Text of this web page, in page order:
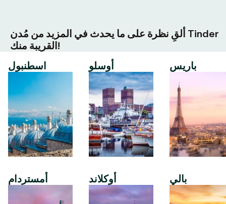
ألقِ نظرة على ما يحدث في المزيد من مُدن Tinder
القريبة منك!
اسطنبول
أمستردام
أوسلو
أوكلاند
باريس
بالي